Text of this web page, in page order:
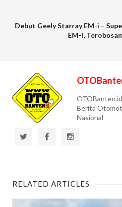
Debut Geely Starray EM-i –
EM-i,
Berita
Nasional
RELATED ARTICLES